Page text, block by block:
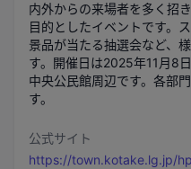
内外からの来場者を多く招
目的としたイベントです。
景品が当たる抽選会など、
す。開催日は2025年11月8
中央公民館周辺です。各部
す。
公式サイト
https://town.kotake.lg.jp/